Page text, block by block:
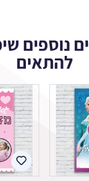
נוספים
להתאים